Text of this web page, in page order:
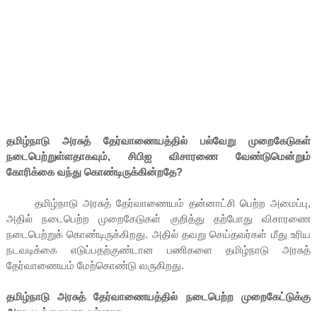
தமிழ்நாடு அரசுத் தேர்வாணையத்தில் பல்வேறு முறைகேடுகள்
நடைபெற்றுள்ளதாகவும், சிபிஐ விசாரணை வேண்டுமென்றும்
கோரிக்கை வந்து கொண்டிருக்கின்றதே?
தமிழ்நாடு அரசுத் தேர்வாணையம் தன்னாட்சி பெற்ற அமைப்பு,
அதில் நடைபெற்ற முறைகேடுகள் குறித்து தற்போது விசாரணை
நடைபெற்றுக் கொண்டிருக்கிறது. அதில் தவறு செய்தவர்கள் மீது உரிய
நடவடிக்கை எடுப்பதற்குண்டான பணிகளை தமிழ்நாடு அரசுத்
தேர்வாணையம் மேற்கொண்டு வருகிறது.
தமிழ்நாடு அரசுத் தேர்வாணையத்தில் நடைபெற்ற முறைகேட்டுக்கு